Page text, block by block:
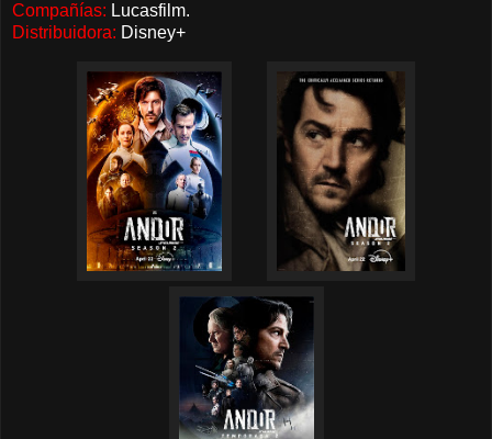
Compañías: Lucasfilm.
Distribuidora: Disney+